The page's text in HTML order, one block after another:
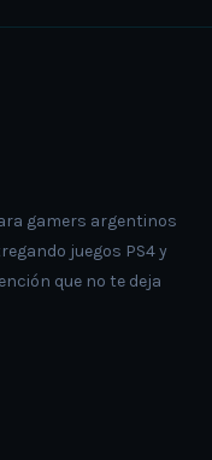
gamers argentinos
juegos PS4 y
que no te deja